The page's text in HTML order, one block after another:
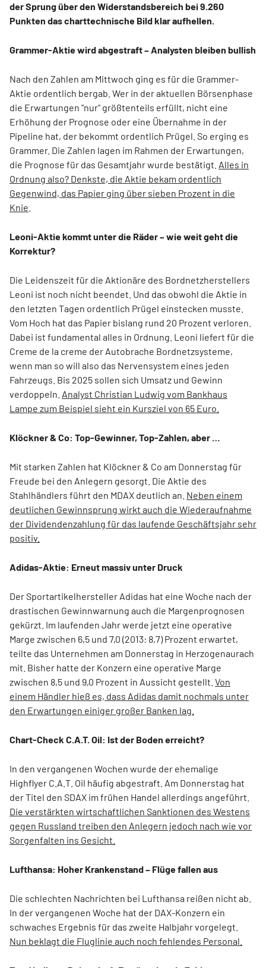
der Sprung über den Widerstandsbereich bei 9.260
Punkten das charttechnische Bild klar aufhellen.
Grammer-Aktie wird abgestraft – Analysten bleiben bullish
Nach den Zahlen am Mittwoch ging es für die Grammer-
Aktie ordentlich bergab. Wer in der aktuellen Börsenphase
die Erwartungen "nur" größtenteils erfüllt, nicht eine
Erhöhung der Prognose oder eine Übernahme in der
Pipeline hat, der bekommt ordentlich Prügel. So erging es
Grammer. Die Zahlen lagen im Rahmen der Erwartungen,
die Prognose für das Gesamtjahr wurde bestätigt. Alles in
Ordnung also? Denkste, die Aktie bekam ordentlich
Gegenwind, das Papier ging über sieben Prozent in die
Knie
Leoni-Aktie kommt unter die Räder – wie weit geht die
Korrektur?
Die Leidenszeit für die Aktionäre des Bordnetzherstellers
Leoni ist noch nicht beendet. Und das obwohl die Aktie in
den letzten Tagen ordentlich Prügel einstecken musste.
Vom Hoch hat das Papier bislang rund 20 Prozent verloren.
Dabei ist fundamental alles in Ordnung. Leoni liefert für die
Creme de la creme der Autobrache Bordnetzsysteme,
wenn man so will also das Nervensystem eines jeden
Fahrzeugs. Bis 2025 sollen sich Umsatz und Gewinn
verdoppeln. Analyst Christian Ludwig vom Bankhaus
Lampe zum Beispiel sieht ein Kursziel von 65 Euro.
Klöckner & Co: Top-Gewinner, Top-Zahlen, aber …
Mit starken Zahlen hat Klöckner & Co am Donnerstag für
Freude bei den Anlegern gesorgt. Die Aktie des
Stahlhändlers führt den MDAX deutlich an. Neben einem
deutlichen Gewinnsprung wirkt auch die Wiederaufnahme
der Dividendenzahlung für das laufende Geschäftsjahr sehr
positiv.
Adidas-Aktie: Erneut massiv unter Druck
Der Sportartikelhersteller Adidas hat eine Woche nach der
drastischen Gewinnwarnung auch die Margenprognosen
gekürzt. Im laufenden Jahr werde jetzt eine operative
Marge zwischen 6,5 und 7,0 (2013: 8,7) Prozent erwartet,
teilte das Unternehmen am Donnerstag in Herzogenaurach
mit. Bisher hatte der Konzern eine operative Marge
zwischen 8,5 und 9,0 Prozent in Aussicht gestellt. Von
einem Händler hieß es, dass Adidas damit nochmals unter
den Erwartungen einiger großer Banken lag.
Chart-Check C.A.T. Oil: Ist der Boden erreicht?
In den vergangenen Wochen wurde der ehemalige
Highflyer C.A.T. Oil häufig abgestraft. Am Donnerstag hat
der Titel den SDAX im frühen Handel allerdings angeführt.
Die verstärkten wirtschaftlichen Sanktionen des Westens
gegen Russland treiben den Anlegern jedoch nach wie vor
Sorgenfalten ins Gesicht.
Lufthansa: Hoher Krankenstand – Flüge fallen aus
Die schlechten Nachrichten bei Lufthansa reißen nicht ab.
In der vergangenen Woche hat der DAX-Konzern ein
schwaches Ergebnis für das zweite Halbjahr vorgelegt.
Nun beklagt die Fluglinie auch noch fehlendes Personal.